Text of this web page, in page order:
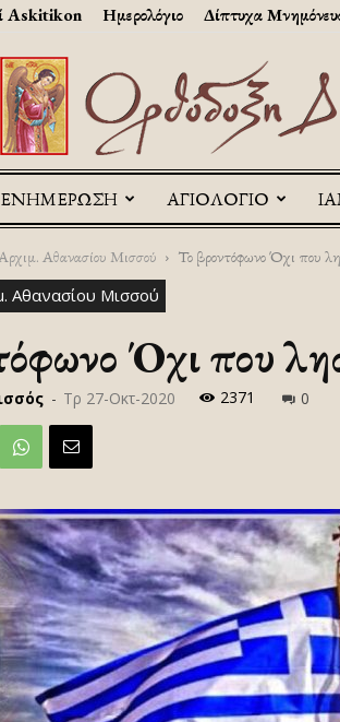
Askitikon Ημερολόγιο Δίπτυχα
ΕΝΗΜΕΡΩΣΗ ΑΓΙΟΛΟΓΙΟ
Αθανασίου Μισσού Το βροντόφωνο Όχι που
Αθανασίου Μισσού
Όχι που
- Τρ 27-Οκτ-2020 2371 0